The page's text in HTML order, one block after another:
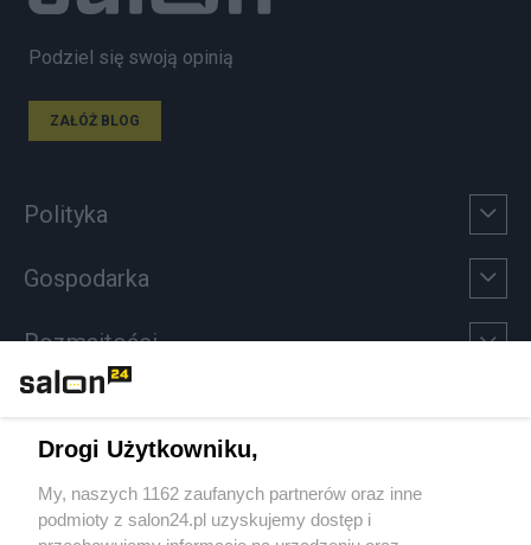
Podziel się swoją opinią
ZAŁÓŻ BLOG
Polityka
Gospodarka
Rozmaitości
Sport
Społeczeństwo
Drogi Użytkowniku,
My, naszych 1162 zaufanych partnerów oraz inne
podmioty z salon24.pl uzyskujemy dostęp i